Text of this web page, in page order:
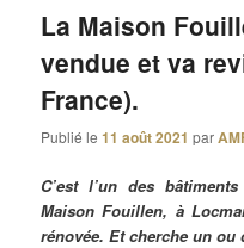
La Maison
vendue et va
France).
Publié le11 août 2021 par
C’est l’un des
Maison Fouillen, à
rénovée. Et cherche un ou